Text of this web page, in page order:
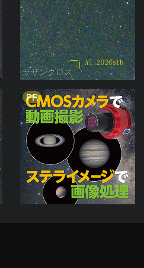
サザンクロス
PR